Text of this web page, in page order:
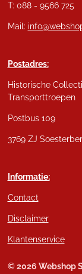
T: 088 - 9566 725
Mail:
Postadres:
Historische
Transporttroepen
Postbus 109
3769 ZJ
Informatie:
Contact
Disclaimer
Klantenservice
© 2026 Webshop